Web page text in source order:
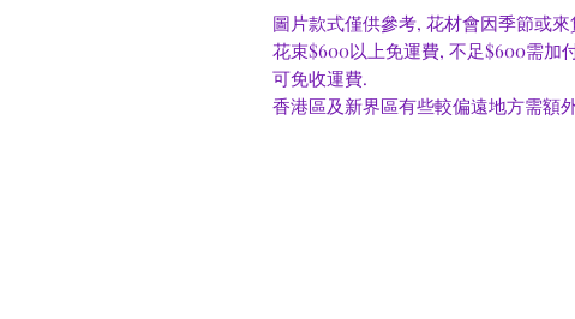
圖片款式僅供參考, 花材會因季節或
花束$600以上免運費, 不足$600需加
可免收運費.
香港區及新界區有些較偏遠地方需額